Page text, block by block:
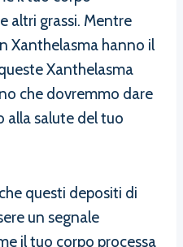
altri grassi. Mentre
Xanthelasma hanno il
Xanthelasma
che dovremmo dare
alla salute del tuo
questi depositi di
un segnale
il tuo corpo processa